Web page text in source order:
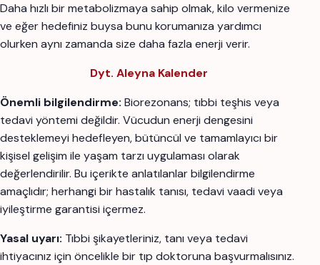
Daha hızlı bir metabolizmaya sahip olmak, kilo vermenize
ve eğer hedefiniz buysa bunu korumanıza yardımcı
olurken aynı zamanda size daha fazla enerji verir.
Dyt. Aleyna Kalender
Önemli bilgilendirme: Biorezonans; tıbbi teşhis veya
tedavi yöntemi değildir. Vücudun enerji dengesini
desteklemeyi hedefleyen, bütüncül ve tamamlayıcı bir
kişisel gelişim ile yaşam tarzı uygulaması olarak
değerlendirilir. Bu içerikte anlatılanlar bilgilendirme
amaçlıdır; herhangi bir hastalık tanısı, tedavi vaadi veya
iyileştirme garantisi içermez.
Yasal uyarı: Tıbbi şikayetleriniz, tanı veya tedavi
ihtiyacınız için öncelikle bir tıp doktoruna başvurmalısınız.